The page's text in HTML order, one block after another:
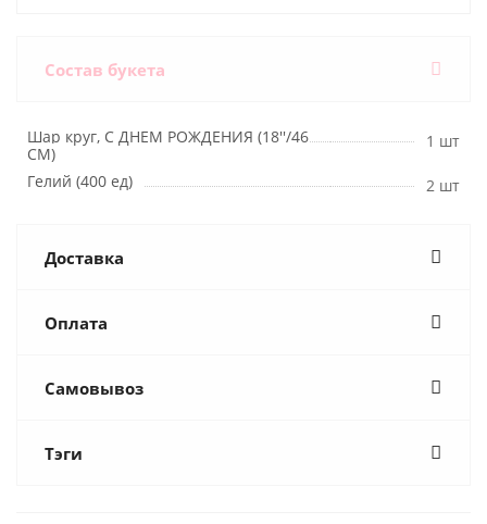
Состав букета
Шар круг, С ДНЕМ РОЖДЕНИЯ (18''/46
СМ)
1 шт
Гелий (400 ед)
2 шт
Доставка
Оплата
Самовывоз
Тэги